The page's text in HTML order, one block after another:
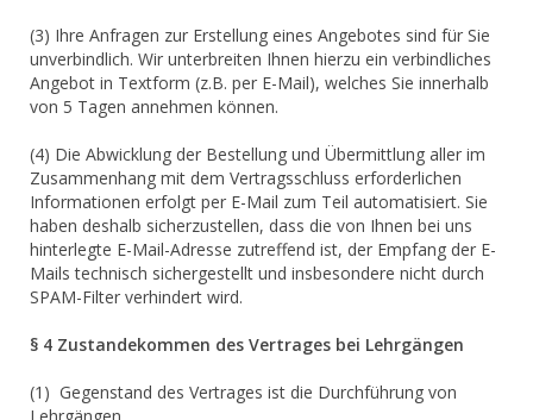
(3) Ihre Anfragen zur Erstellung eines Angebotes sind für Sie
unverbindlich. Wir unterbreiten Ihnen hierzu ein verbindliches
Angebot in Textform (z.B. per E-Mail), welches Sie innerhalb
von 5 Tagen annehmen können.
(4) Die Abwicklung der Bestellung und Übermittlung aller im
Zusammenhang mit dem Vertragsschluss erforderlichen
Informationen erfolgt per E-Mail zum Teil automatisiert. Sie
haben deshalb sicherzustellen, dass die von Ihnen bei uns
hinterlegte E-Mail-Adresse zutreffend ist, der Empfang der E-
Mails technisch sichergestellt und insbesondere nicht durch
SPAM-Filter verhindert wird.
§ 4 Zustandekommen des Vertrages bei Lehrgängen
(1) Gegenstand des Vertrages ist die Durchführung von
Lehrgängen.